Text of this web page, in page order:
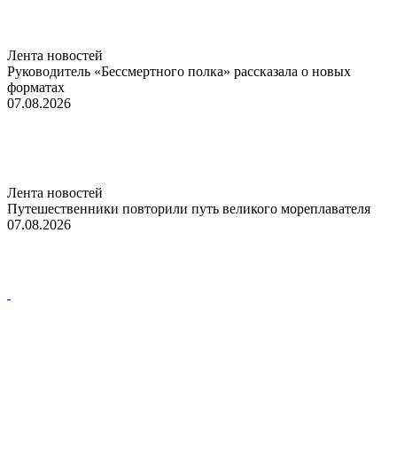
Лента новостей
Руководитель «Бессмертного полка» рассказала о новых
форматах
07.08.2026
Лента новостей
Путешественники повторили путь великого мореплавателя
07.08.2026